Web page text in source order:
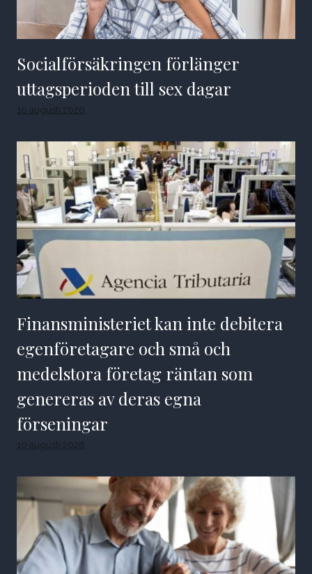
Socialförsäkringen förlänger
uttagsperioden till sex dagar
10 augusti 2026
Finansministeriet kan inte debitera
egenföretagare och små och
medelstora företag räntan som
genereras av deras egna
förseningar
10 augusti 2026